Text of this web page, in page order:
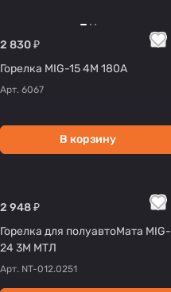
2 830 ₽
Горелка MIG-15 4М 180A
Арт. 6067
В корзину
2 948 ₽
Горелка для полуавтоМата MIG-
24 3М МТЛ
Арт. NT-012.0251